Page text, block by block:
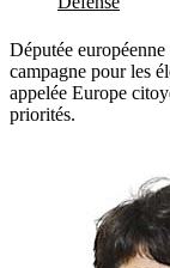
Députée
campagne pour les
appelée Europe
priorités.